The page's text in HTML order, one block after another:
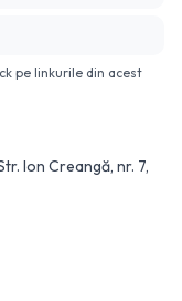
pe linkurile din acest
Ion Creangă, nr. 7,